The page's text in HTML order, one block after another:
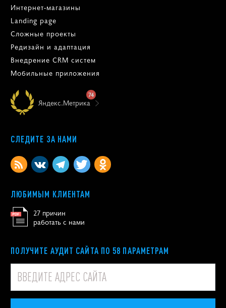
Интернет-магазины
Landing page
Сложные проекты
Редизайн и адаптация
Внедрение CRM систем
Мобильные приложения
Яндекс.Метрика
74
СЛЕДИТЕ ЗА НАМИ
ЛЮБИМЫМ КЛИЕНТАМ
27 причин
работать с нами
ПОЛУЧИТЕ АУДИТ САЙТА ПО 58 ПАРАМЕТРАМ